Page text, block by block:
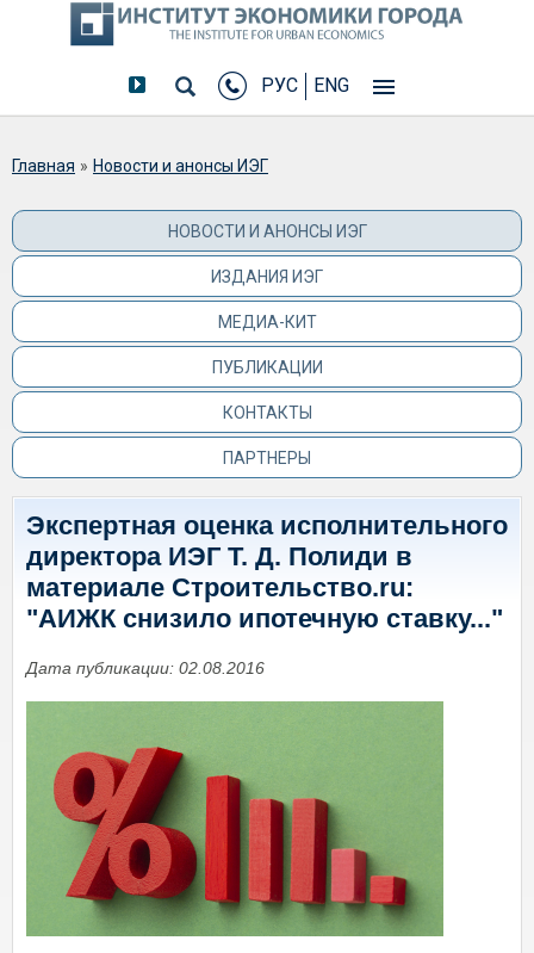
РУС ENG
Вы здесь
Главная » Новости и анонсы ИЭГ
НОВОСТИ И АНОНСЫ ИЭГ
ИЗДАНИЯ ИЭГ
МЕДИА-КИТ
ПУБЛИКАЦИИ
КОНТАКТЫ
ПАРТНЕРЫ
Экспертная оценка исполнительного
директора ИЭГ Т. Д. Полиди в
материале Строительство.ru:
"АИЖК снизило ипотечную ставку..."
Дата публикации: 02.08.2016